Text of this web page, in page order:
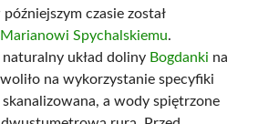
czasie został
Marianowi Spychalskiemu.
naturalny układ doliny Bogdanki na
na wykorzystanie specyfiki
skanalizowana, a wody spiętrzone